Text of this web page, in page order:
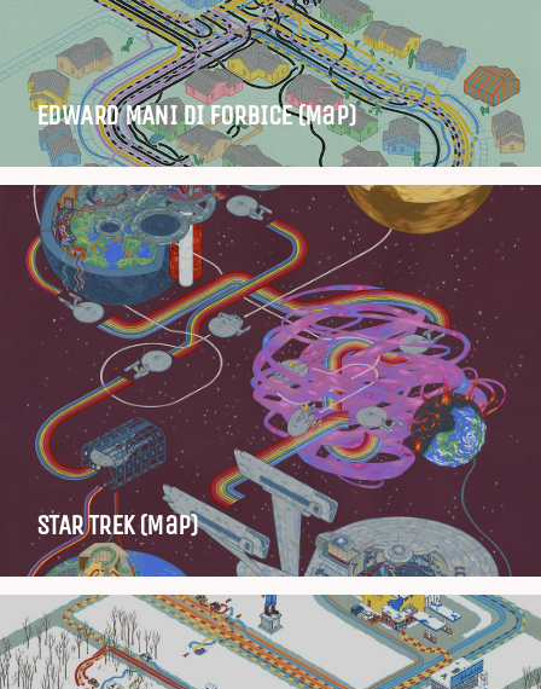
EDWARD MANI DI FORBICE (Map)
STAR TREK (Map)